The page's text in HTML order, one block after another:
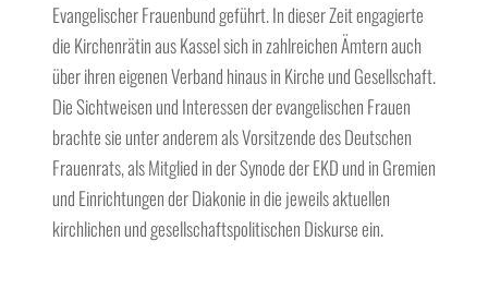
Evangelischer Frauenbund geführt. In dieser Zeit engagierte
die Kirchenrätin aus Kassel sich in zahlreichen Ämtern auch
über ihren eigenen Verband hinaus in Kirche und Gesellschaft.
Die Sichtweisen und Interessen der evangelischen Frauen
brachte sie unter anderem als Vorsitzende des Deutschen
Frauenrats, als Mitglied in der Synode der EKD und in Gremien
und Einrichtungen der Diakonie in die jeweils aktuellen
kirchlichen und gesellschaftspolitischen Diskurse ein.